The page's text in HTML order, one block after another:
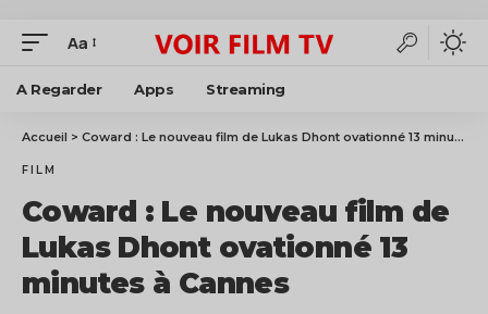
Aa
A Regarder Apps Streaming
Accueil > Coward : Le nouveau film de Lukas Dhont ovationné 13 minutes à Cannes
FILM
Coward : Le nouveau film de
Lukas Dhont ovationné 13
minutes à Cannes